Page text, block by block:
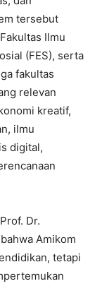
tersebut
Ilmu
(FES), serta
fakultas
relevan
kreatif,
ilmu
digital,
Dr.
Amikom
tetapi